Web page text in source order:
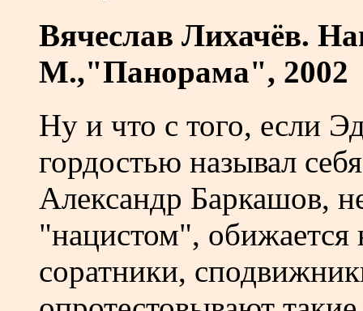
Вячеслав Лихачёв.
М.,"Панорама", 2002
Ну и что с того, если
гордостью называл
Александр Баркашов,
"нацистом", обижается
соратники,